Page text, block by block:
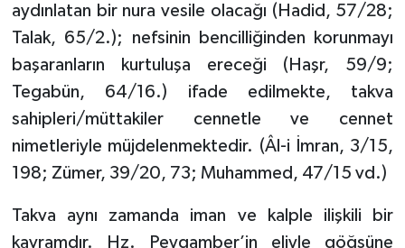
aydınlatan bir nura vesile olacağı (Hadid, 57/28;
Talak, 65/2.); nefsinin bencilliğinden korunmayı
başaranların kurtuluşa ereceği (Haşr, 59/9;
Tegabün, 64/16.) ifade edilmekte, takva
sahipleri/müttakiler cennetle ve cennet
nimetleriyle müjdelenmektedir. (Âl-i İmran, 3/15,
198; Zümer, 39/20, 73; Muhammed, 47/15 vd.)
Takva aynı zamanda iman ve kalple ilişkili bir
kavramdır. Hz. Peygamber’in eliyle göğsüne
Gümüşhane Müftülüğü
Hakkari Müftülüğü
Hatay Müftülüğü
Iğdır Müftülüğü
Isparta Müftülüğü